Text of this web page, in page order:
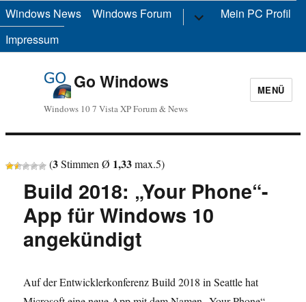
Windows News Windows Forum Untermenü
anzeigen
Mein PC Profil
Impressum
Go Windows
Windows 10 7 Vista XP Forum & News
MENÜ
(3Stimmen Ø 1,33max.5)
Build 2018: „Your Phone“-
App für Windows 10
angekündigt
Auf der Entwicklerkonferenz Build 2018 in Seattle hat